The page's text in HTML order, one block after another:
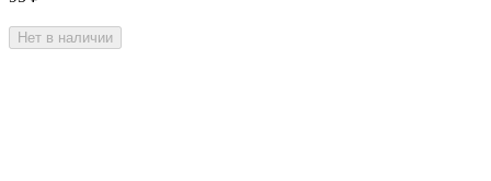
Нет в наличии